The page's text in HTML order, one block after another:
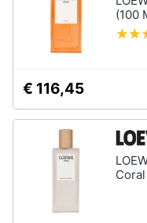
essenziali
Vedi
(100
€ 116,45